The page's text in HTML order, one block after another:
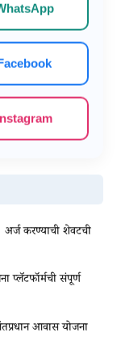
करण्याची शेवटची
प्लॅटफॉर्मची संपूर्ण
आवास योजना